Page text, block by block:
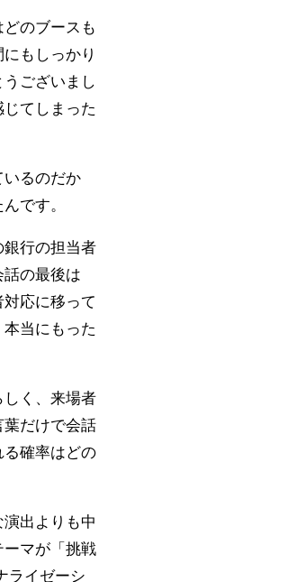
のブースも
もしっかり
ございまし
てしまった
いるのだか
です。
行の担当者
の最後は
応に移って
当にもった
く、来場者
葉だけで会話
確率はどの
出よりも中
マが「挑戦
ライゼーシ